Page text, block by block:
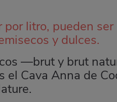
por litro, pueden
y dulces.
—brut y brut
el Cava Anna de